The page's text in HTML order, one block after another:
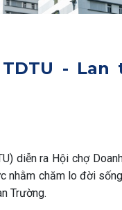
- Lan
diễn ra Hội chợ
nhằm chăm lo đời
Trường.